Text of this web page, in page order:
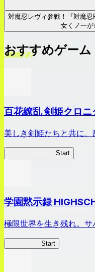
対魔忍レヴィ参戦！『対魔
女くノ一が
おすすめゲーム
百花繚乱 剣姫クロニ
美しき剣姫たちと共に
Start
学園黙示録
極限世界を生き残れ。サ
Start